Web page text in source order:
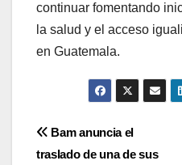
continuar fomentando
la salud y el acceso
en Guatemala.
Navegación
Bam anuncia el
traslado de una de sus